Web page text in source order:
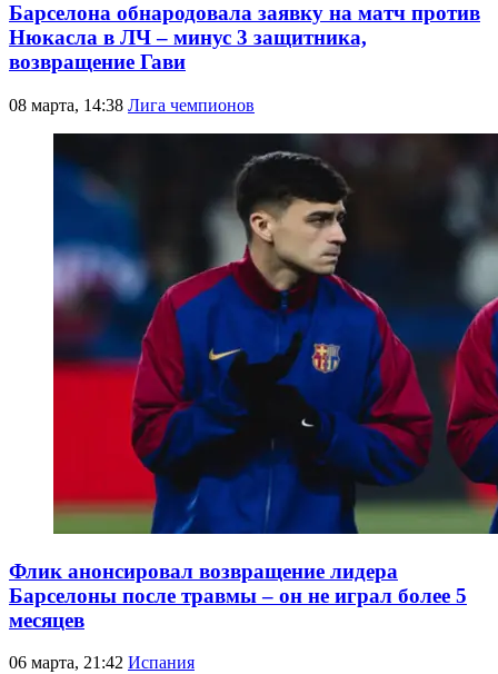
Барселона обнародовала заявку на матч против
Нюкасла в ЛЧ – минус 3 защитника,
возвращение Гави
08 марта, 14:38 Лига чемпионов
Флик анонсировал возвращение лидера
Барселоны после травмы – он не играл более 5
месяцев
06 марта, 21:42 Испания